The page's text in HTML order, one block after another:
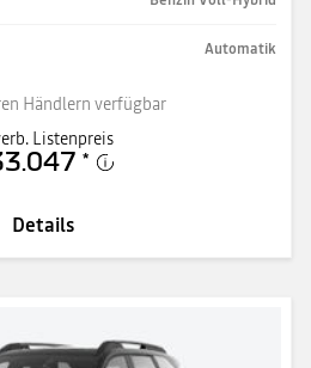
Automatik
Händlern verfügbar
Listenpreis
*
Details